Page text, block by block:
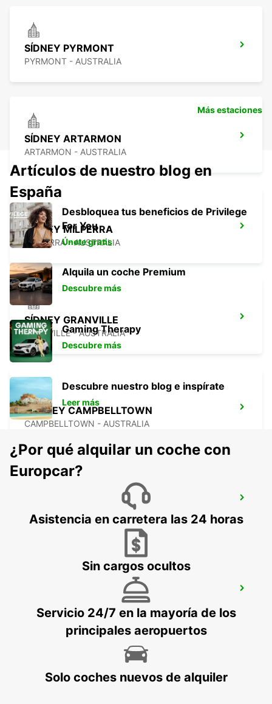
SÍDNEY PYRMONT
PYRMONT - AUSTRALIA
SÍDNEY ARTARMON
ARTARMON - AUSTRALIA
SÍDNEY MILPERRA
MILPERRA - AUSTRALIA
SÍDNEY GRANVILLE
GRANVILLE - AUSTRALIA
SYDNEY CAMPBELLTOWN
CAMPBELLTOWN - AUSTRALIA
PENRITH - AUSTRALIA
Más estaciones
Artículos de nuestro blog en
España
Desbloquea tus beneficios de Privilege
For You
Únete gratis
Alquila un coche Premium
Descubre más
Gaming Therapy
Descubre más
Descubre nuestro blog e inspírate
Leer más
¿Por qué alquilar un coche con
Europcar?
Asistencia en carretera las 24 horas
Sin cargos ocultos
Servicio 24/7 en la mayoría de los
principales aeropuertos
Solo coches nuevos de alquiler